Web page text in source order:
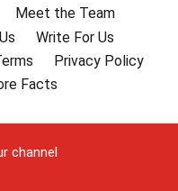
Meet the Team
Write For Us
Privacy Policy
Facts
channel